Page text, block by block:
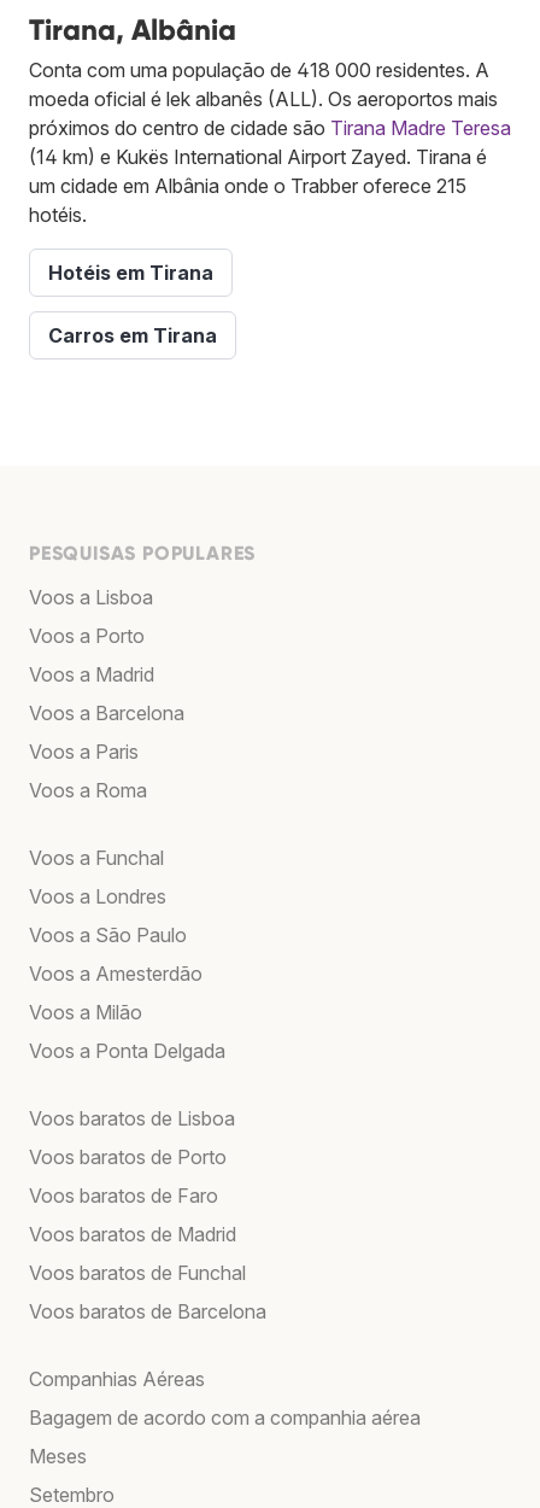
Tirana, Albânia
Conta com uma população de 418 000 residentes. A
moeda oficial é lek albanês (ALL). Os aeroportos mais
próximos do centro de cidade são Tirana Madre Teresa
(14 km) e Kukës International Airport Zayed. Tirana é
um cidade em Albânia onde o Trabber oferece 215
hotéis.
Hotéis em Tirana
Carros em Tirana
PESQUISAS POPULARES
Voos a Lisboa
Voos a Porto
Voos a Madrid
Voos a Barcelona
Voos a Paris
Voos a Roma
Voos a Funchal
Voos a Londres
Voos a São Paulo
Voos a Amesterdão
Voos a Milão
Voos a Ponta Delgada
Voos baratos de Lisboa
Voos baratos de Porto
Voos baratos de Faro
Voos baratos de Madrid
Voos baratos de Funchal
Voos baratos de Barcelona
Companhias Aéreas
Bagagem de acordo com a companhia aérea
Meses
Setembro